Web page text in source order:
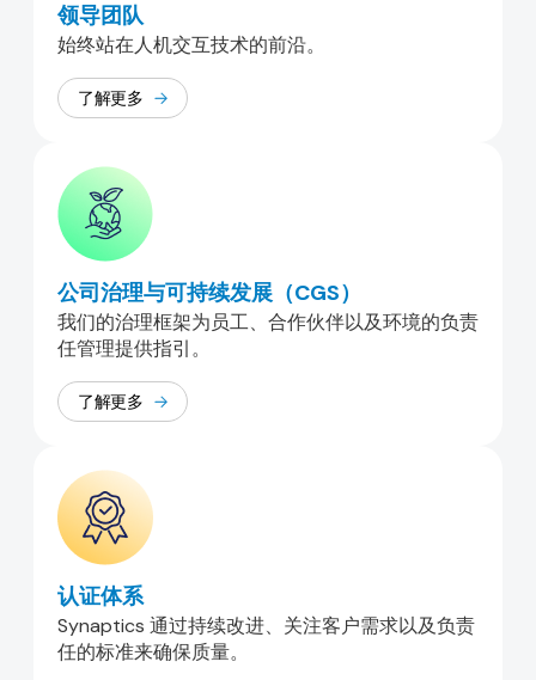
领导团队
始终站在人机交互技术的前沿。
了解更多
公司治理与可持续发展（CGS）
我们的治理框架为员工、合作伙伴以及环境的负责
任管理提供指引。
了解更多
认证体系
Synaptics 通过持续改进、关注客户需求以及负责
任的标准来确保质量。